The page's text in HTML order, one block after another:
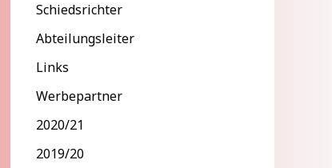
Schiedsrichter
Abteilungsleiter
Links
Werbepartner
2020/21
2019/20